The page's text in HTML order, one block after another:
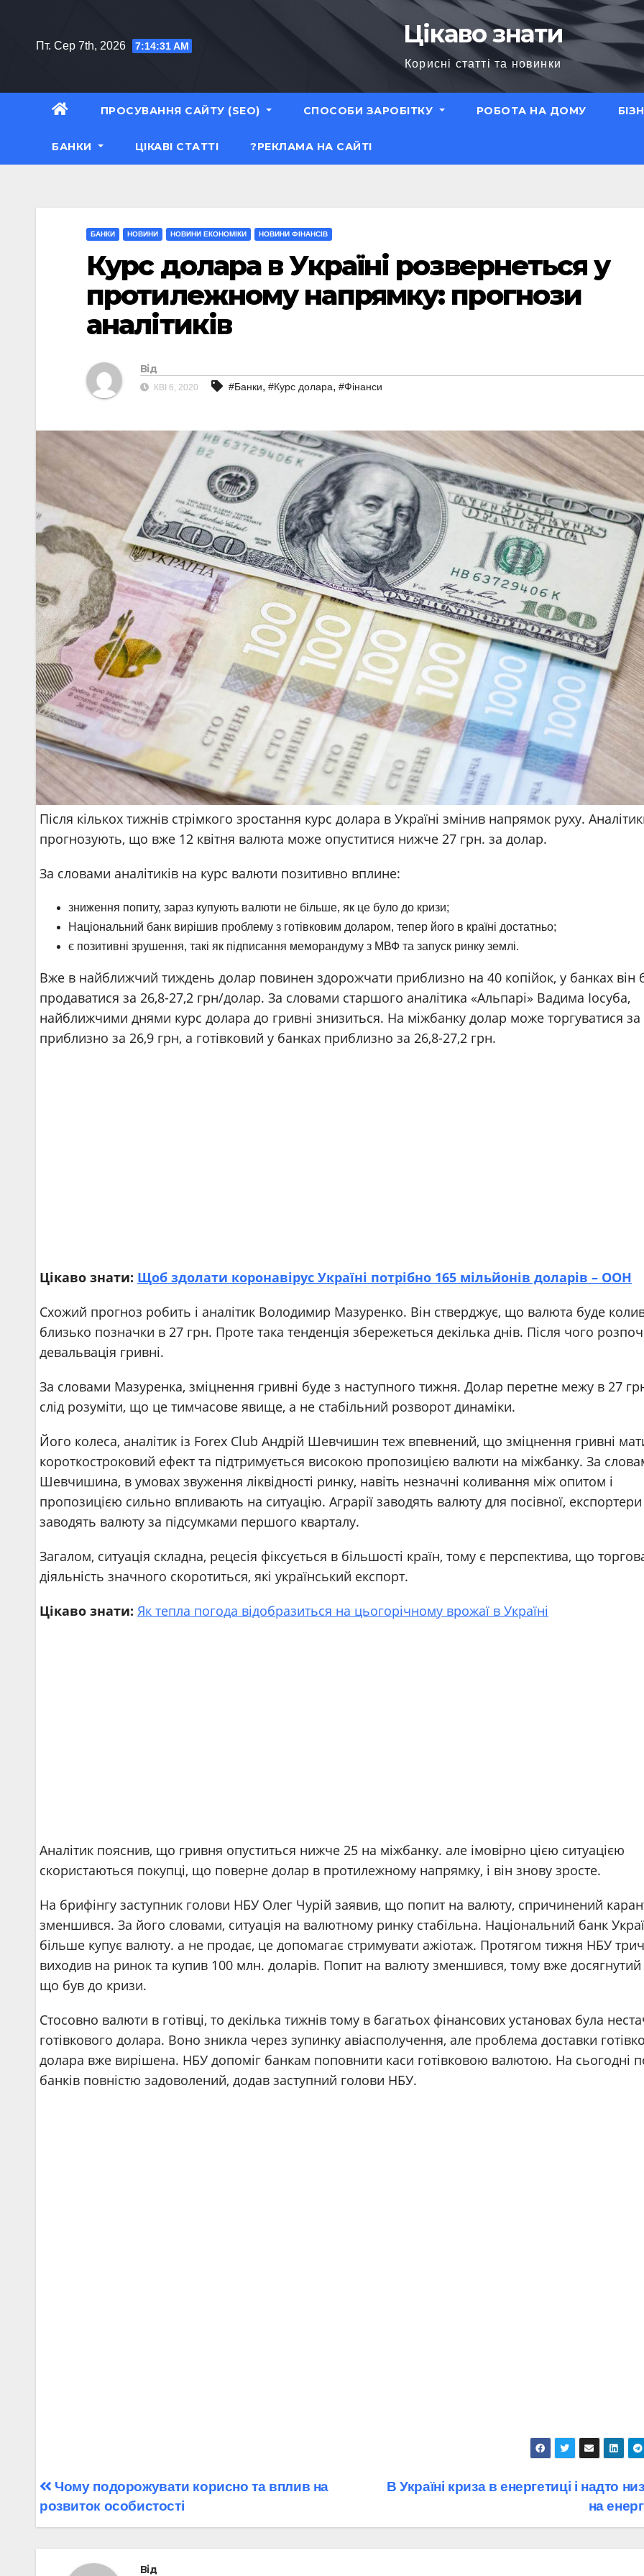
Пт. Сер 7th, 2026 7:14:32 AM Цікаво знати
Корисні статті та новинки
ПРОСУВАННЯ САЙТУ (SEO) СПОСОБИ ЗАРОБІТКУ РОБОТА НА ДОМУ
БАНКИ ЦІКАВІ СТАТТІ ?РЕКЛАМА НА САЙТІ
БАНКИ НОВИНИ НОВИНИ ЕКОНОМІКИ НОВИНИ ФІНАНСІВ
Курс долара в Україні розвернеться у
протилежному напрямку: прогнози
аналітиків
Від
КВІ 6, 2020 #Банки, #Курс долара, #Фінанси
Після кількох тижнів стрімкого зростання курс долара в Україні змінив напрямок руху.
прогнозують, що вже 12 квітня валюта може опуститися нижче 27 грн. за долар.
За словами аналітиків на курс валюти позитивно вплине:
зниження попиту, зараз купують валюти не більше, як це було до кризи;
Національний банк вирішив проблему з готівковим доларом, тепер його в країні достатньо;
є позитивні зрушення, такі як підписання меморандуму з МВФ та запуск ринку землі.
Вже в найближчий тиждень долар повинен здорожчати приблизно на 40 копійок, у банках він
продаватися за 26,8-27,2 грн/долар. За словами старшого аналітика «Альпарі» Вадима Іосуба,
найближчими днями курс долара до гривні знизиться. На міжбанку долар може торгуватися
приблизно за 26,9 грн, а готівковий у банках приблизно за 26,8-27,2 грн.
Цікаво знати: Щоб здолати коронавірус Україні потрібно 165 мільйонів доларів – ООН
Схожий прогноз робить і аналітик Володимир Мазуренко. Він стверджує, що валюта буде
близько позначки в 27 грн. Проте така тенденція збережеться декілька днів. Після чого
девальвація гривні.
За словами Мазуренка, зміцнення гривні буде з наступного тижня. Долар перетне межу в 27
слід розуміти, що це тимчасове явище, а не стабільний розворот динаміки.
Його колеса, аналітик із Forex Club Андрій Шевчишин теж впевнений, що зміцнення гривні
короткостроковий ефект та підтримується високою пропозицією валюти на міжбанку. За
Шевчишина, в умовах звуження ліквідності ринку, навіть незначні коливання між опитом і
пропозицією сильно впливають на ситуацію. Аграрії заводять валюту для посівної,
заводять валюту за підсумками першого кварталу.
Загалом, ситуація складна, рецесія фіксується в більшості країн, тому є перспектива, що
діяльність значного скоротиться, які український експорт.
Цікаво знати: Як тепла погода відобразиться на цьогорічному врожаї в Україні
Аналітик пояснив, що гривня опуститься нижче 25 на міжбанку. але імовірно цією ситуацією
скористаються покупці, що поверне долар в протилежному напрямку, і він знову зросте.
На брифінгу заступник голови НБУ Олег Чурій заявив, що попит на валюту, спричинений
зменшився. За його словами, ситуація на валютному ринку стабільна. Національний банк
більше купує валюту. а не продає, це допомагає стримувати ажіотаж. Протягом тижня НБУ
виходив на ринок та купив 100 млн. доларів. Попит на валюту зменшився, тому вже досягнутий
що був до кризи.
Стосовно валюти в готівці, то декілька тижнів тому в багатьох фінансових установах була
готівкового долара. Воно зникла через зупинку авіасполучення, але проблема доставки
долара вже вирішена. НБУ допоміг банкам поповнити каси готівковою валютою. На сьогодні
банків повністю задоволений, додав заступний голови НБУ.
Навігація
записів
В Україні криза в енергетиці і надто
на
Чому подорожувати корисно та вплив на
розвиток особистості
Від